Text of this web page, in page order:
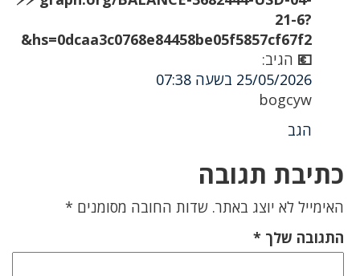
21-6?
hs=0dcaa3c0768e84458be05f5857cf67f2&
💶 הגיב:
25/05/2026 בשעה 07:38
bogcyw
הגב
כתיבת תגובה
האימייל לא יוצג באתר. שדות החובה מסומנים *
התגובה שלך *